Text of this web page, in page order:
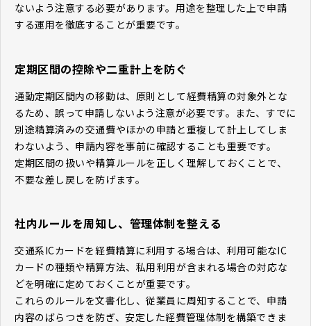
ないよう注意する必要があります。用途を整理した上で申請
する運用を徹底することが重要です。
定期区間の控除や二重計上を防ぐ
通勤定期区間内の移動は、原則として経費精算の対象外とな
るため、誤って申請しないよう注意が必要です。また、すでに
別途精算済みの交通費やほかの申請と重複して計上してしま
わないよう、申請内容を事前に確認することも重要です。
定期区間の扱いや精算ルールを正しく理解しておくことで、
不要な差し戻しを防げます。
社内ルールを周知し、管理体制を整える
交通系ICカードを経費精算に利用する場合は、利用可能なIC
カードの種類や精算方法、私用利用が含まれる場合の対応な
どを明確に定めておくことが重要です。
これらのルールを文書化し、従業員に周知することで、申請
内容のばらつきを防ぎ、安定した経費管理体制を構築できま